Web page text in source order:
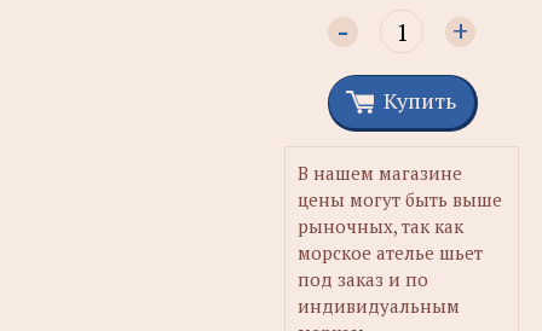
- +
Купить
В нашем магазине
цены могут быть выше
рыночных, так как
морское ателье шьет
под заказ и по
индивидуальным